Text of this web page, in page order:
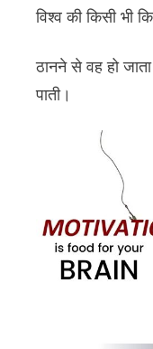
विश्व की किसी भी
ठानने से वह हो
पाती।